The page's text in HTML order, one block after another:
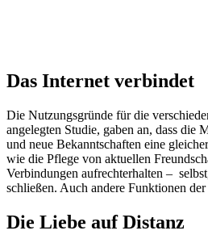
Das Internet verbindet
Die Nutzungsgründe für die
angelegten Studie, gaben an, dass
und neue Bekanntschaften eine
wie die Pflege von aktuellen
Verbindungen aufrechterhalten –
schließen. Auch andere Funktionen
Die Liebe auf Distanz